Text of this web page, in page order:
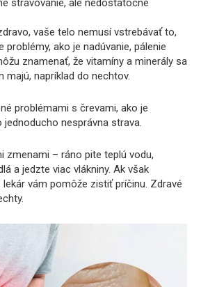
stravovanie, ale nedostatočné
vaše telo nemusí vstrebávať to,
problémy, ako je nadúvanie, pálenie
znamenať, že vitamíny a minerály sa
majú, napríklad do nechtov.
problémami s črevami, ako je
nesprávna strava.
zmenami – ráno pite teplú vodu,
a jedzte viac vlákniny. Ak však
lekár vám pomôže zistiť príčinu. Zdravé